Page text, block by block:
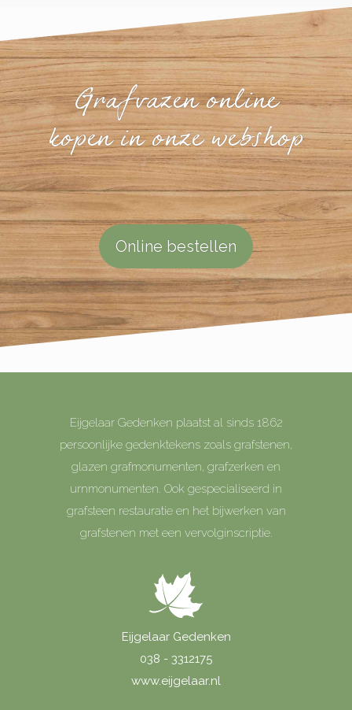
Grafvazen online
kopen in onze webshop
Online bestellen
Eijgelaar Gedenken plaatst al sinds 1862
persoonlijke gedenktekens zoals grafstenen,
glazen grafmonumenten, grafzerken en
urnmonumenten. Ook gespecialiseerd in
grafsteen restauratie en het bijwerken van
grafstenen met een vervolginscriptie.
Eijgelaar Gedenken
038 - 3312175
www.eijgelaar.nl